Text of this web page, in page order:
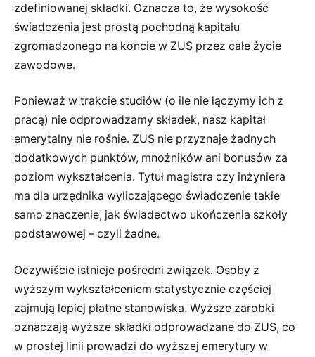
zdefiniowanej składki. Oznacza to, że wysokość
świadczenia jest prostą pochodną kapitału
zgromadzonego na koncie w ZUS przez całe życie
zawodowe.
Ponieważ w trakcie studiów (o ile nie łączymy ich z
pracą) nie odprowadzamy składek, nasz kapitał
emerytalny nie rośnie. ZUS nie przyznaje żadnych
dodatkowych punktów, mnożników ani bonusów za
poziom wykształcenia. Tytuł magistra czy inżyniera
ma dla urzędnika wyliczającego świadczenie takie
samo znaczenie, jak świadectwo ukończenia szkoły
podstawowej – czyli żadne.
Oczywiście istnieje pośredni związek. Osoby z
wyższym wykształceniem statystycznie częściej
zajmują lepiej płatne stanowiska. Wyższe zarobki
oznaczają wyższe składki odprowadzane do ZUS, co
w prostej linii prowadzi do wyższej emerytury w